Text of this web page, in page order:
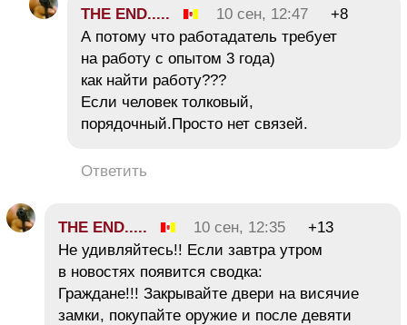
THE END..... 10 сен, 12:47
+8
А потому что работадатель требует
на работу с опытом 3 года)
как найти работу???
Если человек толковый,
порядочный.Просто нет связей.
Ответить
THE END..... 10 сен, 12:35
+13
Не удивляйтесь!! Если завтра утром
в новостях появится сводка:
Граждане!!! Закрывайте двери на висячие
замки, покупайте оружие и после девяти